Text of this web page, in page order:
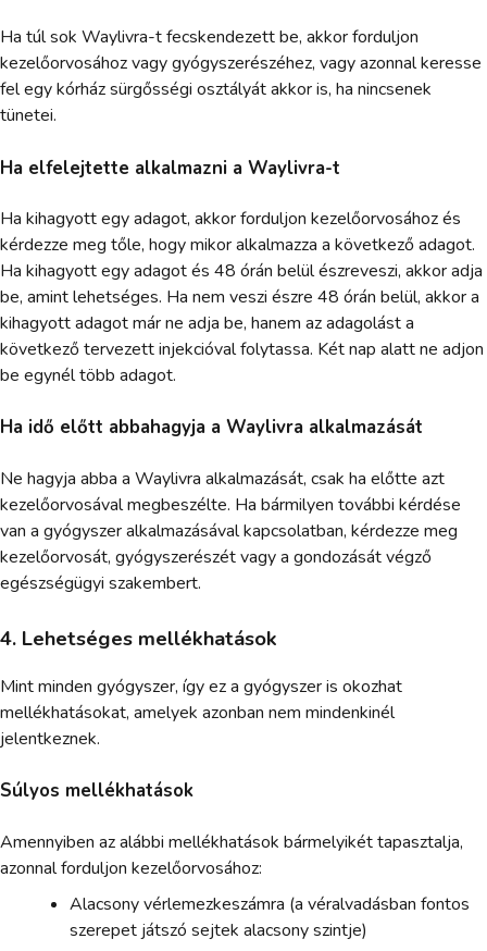
Ha túl sok Waylivra-t fecskendezett be, akkor forduljon
kezelőorvosához vagy gyógyszerészéhez, vagy azonnal keresse
fel egy kórház sürgősségi osztályát akkor is, ha nincsenek
tünetei.
Ha elfelejtette alkalmazni a Waylivra-t
Ha kihagyott egy adagot, akkor forduljon kezelőorvosához és
kérdezze meg tőle, hogy mikor alkalmazza a következő adagot.
Ha kihagyott egy adagot és 48 órán belül észreveszi, akkor adja
be, amint lehetséges. Ha nem veszi észre 48 órán belül, akkor a
kihagyott adagot már ne adja be, hanem az adagolást a
következő tervezett injekcióval folytassa. Két nap alatt ne adjon
be egynél több adagot.
Ha idő előtt abbahagyja a Waylivra alkalmazását
Ne hagyja abba a Waylivra alkalmazását, csak ha előtte azt
kezelőorvosával megbeszélte. Ha bármilyen további kérdése
van a gyógyszer alkalmazásával kapcsolatban, kérdezze meg
kezelőorvosát, gyógyszerészét vagy a gondozását végző
egészségügyi szakembert.
4. Lehetséges mellékhatások
Mint minden gyógyszer, így ez a gyógyszer is okozhat
mellékhatásokat, amelyek azonban nem mindenkinél
jelentkeznek.
Súlyos mellékhatások
Amennyiben az alábbi mellékhatások bármelyikét tapasztalja,
azonnal forduljon kezelőorvosához:
Alacsony vérlemezkeszámra (a véralvadásban fontos
szerepet játszó sejtek alacsony szintje)